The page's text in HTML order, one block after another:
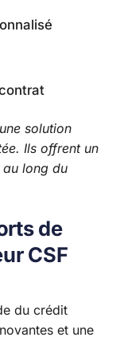
solution
Ils offrent un
long du
de
CSF
du crédit
et une